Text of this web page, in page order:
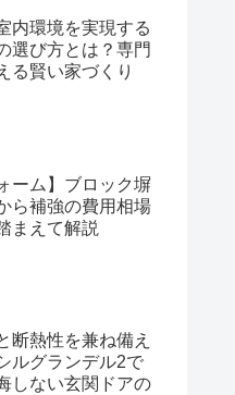
内環境を実現する
選び方とは？専門
る賢い家づくり
ーム】ブロック塀
ら補強の費用相場
まえて解説
断熱性を兼ね備え
ルグランデル2で
しない玄関ドアの